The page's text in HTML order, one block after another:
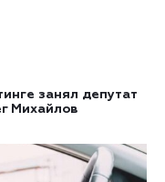
занял депутат
Михайлов